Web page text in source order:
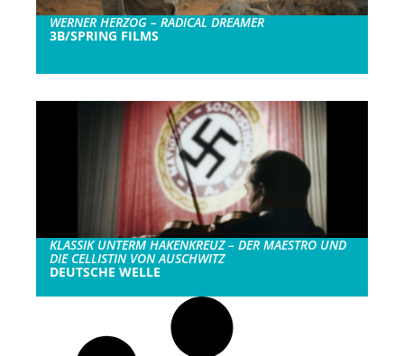
WERNER HERZOG – RADICAL DREAMER
3B/SPRING FILMS
KLASSIK UNTERM HAKENKREUZ – DER MAESTRO UND
DIE CELLISTIN VON AUSCHWITZ
DEUTSCHE WELLE